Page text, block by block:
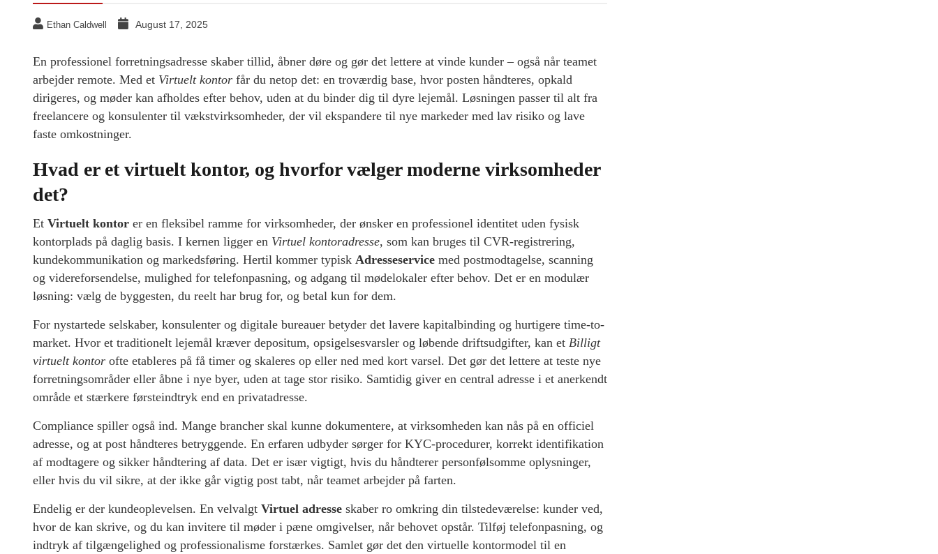
Ethan Caldwell August 17, 2025
En professionel forretningsadresse skaber tillid, åbner døre og gør det lettere at vinde kunder – også når teamet
arbejder remote. Med et Virtuelt kontor får du netop det: en troværdig base, hvor posten håndteres, opkald
dirigeres, og møder kan afholdes efter behov, uden at du binder dig til dyre lejemål. Løsningen passer til alt fra
freelancere og konsulenter til vækstvirksomheder, der vil ekspandere til nye markeder med lav risiko og lave
faste omkostninger.
Hvad er et virtuelt kontor, og hvorfor vælger moderne virksomheder
det?
Et Virtuelt kontor er en fleksibel ramme for virksomheder, der ønsker en professionel identitet uden fysisk
kontorplads på daglig basis. I kernen ligger en Virtuel kontoradresse, som kan bruges til CVR-registrering,
kundekommunikation og markedsføring. Hertil kommer typisk Adresseservice med postmodtagelse, scanning
og videreforsendelse, mulighed for telefonpasning, og adgang til mødelokaler efter behov. Det er en modulær
løsning: vælg de byggesten, du reelt har brug for, og betal kun for dem.
For nystartede selskaber, konsulenter og digitale bureauer betyder det lavere kapitalbinding og hurtigere time-to-
market. Hvor et traditionelt lejemål kræver depositum, opsigelsesvarsler og løbende driftsudgifter, kan et Billigt
virtuelt kontor ofte etableres på få timer og skaleres op eller ned med kort varsel. Det gør det lettere at teste nye
forretningsområder eller åbne i nye byer, uden at tage stor risiko. Samtidig giver en central adresse i et anerkendt
område et stærkere førsteindtryk end en privatadresse.
Compliance spiller også ind. Mange brancher skal kunne dokumentere, at virksomheden kan nås på en officiel
adresse, og at post håndteres betryggende. En erfaren udbyder sørger for KYC-procedurer, korrekt identifikation
af modtagere og sikker håndtering af data. Det er især vigtigt, hvis du håndterer personfølsomme oplysninger,
eller hvis du vil sikre, at der ikke går vigtig post tabt, når teamet arbejder på farten.
Endelig er der kundeoplevelsen. En velvalgt Virtuel adresse skaber ro omkring din tilstedeværelse: kunder ved,
hvor de kan skrive, og du kan invitere til møder i pæne omgivelser, når behovet opstår. Tilføj telefonpasning, og
indtryk af tilgængelighed og professionalisme forstærkes. Samlet gør det den virtuelle kontormodel til en